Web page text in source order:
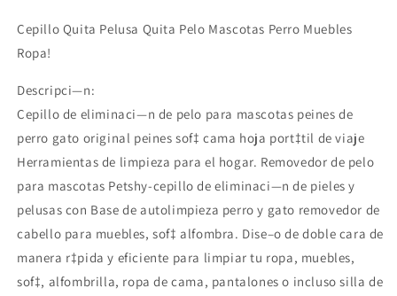
Perro
Muebles
Hogar
Perro
Cepillo Quita Pelusa Quita Pelo Mascotas Perro Muebles
Ropa!
Descripci—n:
Cepillo de eliminaci—n de pelo para mascotas peines de
perro gato original peines sof‡ cama hoja port‡til de viaje
Herramientas de limpieza para el hogar. Removedor de pelo
para mascotas Petshy-cepillo de eliminaci—n de pieles y
pelusas con Base de autolimpieza perro y gato removedor de
cabello para muebles, sof‡ alfombra. Dise–o de doble cara de
manera r‡pida y eficiente para limpiar tu ropa, muebles,
sof‡, alfombrilla, ropa de cama, pantalones o incluso silla de